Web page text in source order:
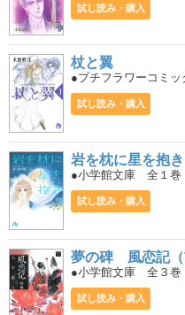
試し読み・購入
杖と翼
●プチフラワーコミ
試し読み・購入
岩を枕に星を抱き
●小学館文庫 全１巻
試し読み・購入
夢の碑 風恋記（
●小学館文庫 全３巻
試し読み・購入